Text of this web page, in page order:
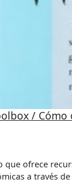
/
que ofrece
a través